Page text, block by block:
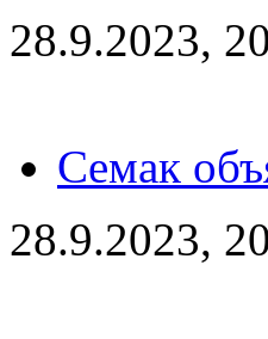
28.9.2023,
Семак
28.9.2023,